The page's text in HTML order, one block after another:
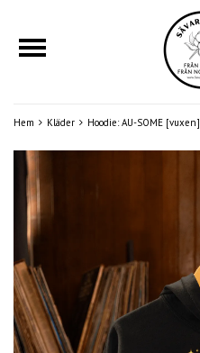
Hem Kläder Hoodie: AU-SOME [vuxen]